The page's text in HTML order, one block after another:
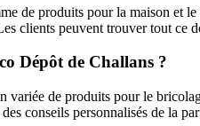
de produits pour la maison et
clients peuvent trouver tout
Dépôt de Challans ?
de produits pour le
conseils personnalisés de la